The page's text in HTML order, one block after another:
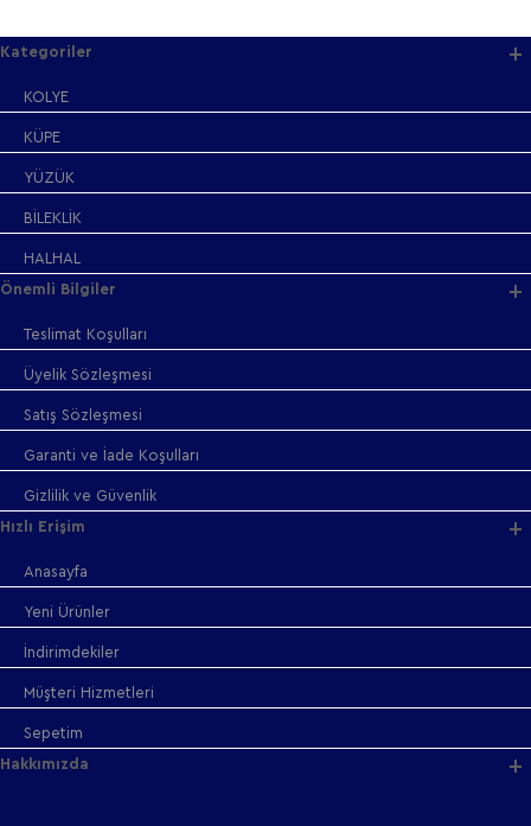
Kategoriler
KOLYE
KÜPE
YÜZÜK
BİLEKLİK
HALHAL
Önemli Bilgiler
Teslimat Koşulları
Üyelik Sözleşmesi
Satış Sözleşmesi
Garanti ve İade Koşulları
Gizlilik ve Güvenlik
Hızlı Erişim
Anasayfa
Yeni Ürünler
İndirimdekiler
Müşteri Hizmetleri
Sepetim
Hakkımızda